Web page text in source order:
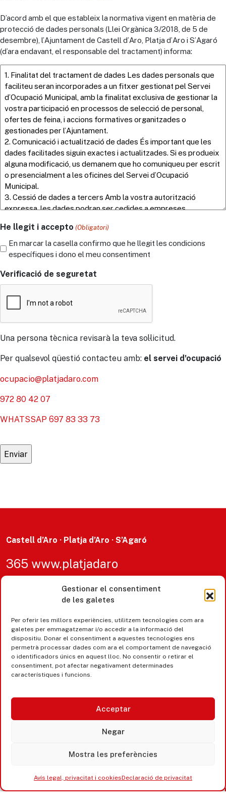
Gestionar el consentiment
de les galetes
Per oferir les millors experiències, utilitzem tecnologies com ara
galetes per emmagatzemar i/o accedir a la informació del
dispositiu. Donar el consentiment a aquestes tecnologies ens
permetrà processar dades com ara el comportament de navegació
o identificadors únics en aquest lloc. No consentir o retirar el
consentiment, pot afectar negativament determinades
característiques i funcions.
Acceptar
Negar
Mostra les preferències
Avís legal, privacitat i cookiesDeclaració de privacitat
D’acord amb el que estableix la normativa vigent en matèria de
protecció de dades personals (Llei Orgànica 3/2018, de 5 de
desembre), l’Ajuntament de Castell d’Aro, Platja d’Aro i S’Agaró
(d’ara endavant, el responsable del tractament) informa:
He llegit i accepto (Obligatori)
En marcar la casella confirmo que he llegit les condicions
específiques i dono el meu consentiment
Verificació de seguretat
Una persona tècnica revisarà la teva sol·licitud.
Per qualsevol qüestió contacteu amb: el servei d'ocupació
ocupacio@platjadaro.com
972 80 42 07
WHATSSAP 697 83 33 73
Castell d’Aro · Platja d’Aro · S’Agaró
365 www.platjadaro
Accesibilitat
Avís legal, privacitat i cookies